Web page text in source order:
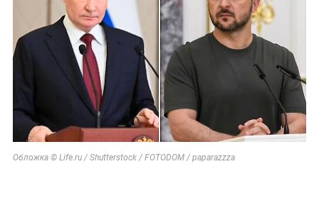
Обложка © Life.ru / Shutterstock / FOTODOM / paparazzza